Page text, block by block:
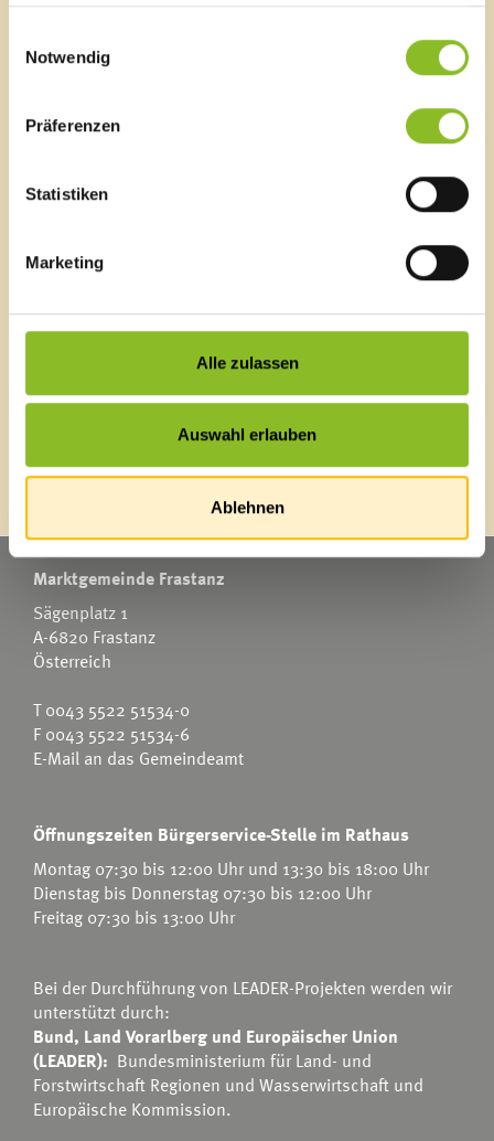
Notwendig
Präferenzen
Statistiken
Marketing
Alle zulassen
Auswahl erlauben
Ablehnen
T0043 5522 51534-0
E-Mail an das Gemeindeamt
Schnellzugriff
Blackout
Veranstaltungskalender
News Archiv
Energieeffiziente Gemeinde
Marktgemeinde Frastanz
Sägenplatz 1
A-6820 Frastanz
Österreich
T0043 5522 51534-0
F 0043 5522 51534-6
E-Mail an das Gemeindeamt
Öffnungszeiten Bürgerservice-Stelle im Rathaus
Montag 07:30 bis 12:00 Uhr und 13:30 bis 18:00 Uhr
Dienstag bis Donnerstag 07:30 bis 12:00 Uhr
Freitag 07:30 bis 13:00 Uhr
Bei der Durchführung von LEADER-Projekten werden wir
unterstützt durch:
Bund, Land Vorarlberg und Europäischer Union
(LEADER): Bundesministerium für Land- und
Forstwirtschaft Regionen und Wasserwirtschaft und
Europäische Kommission.